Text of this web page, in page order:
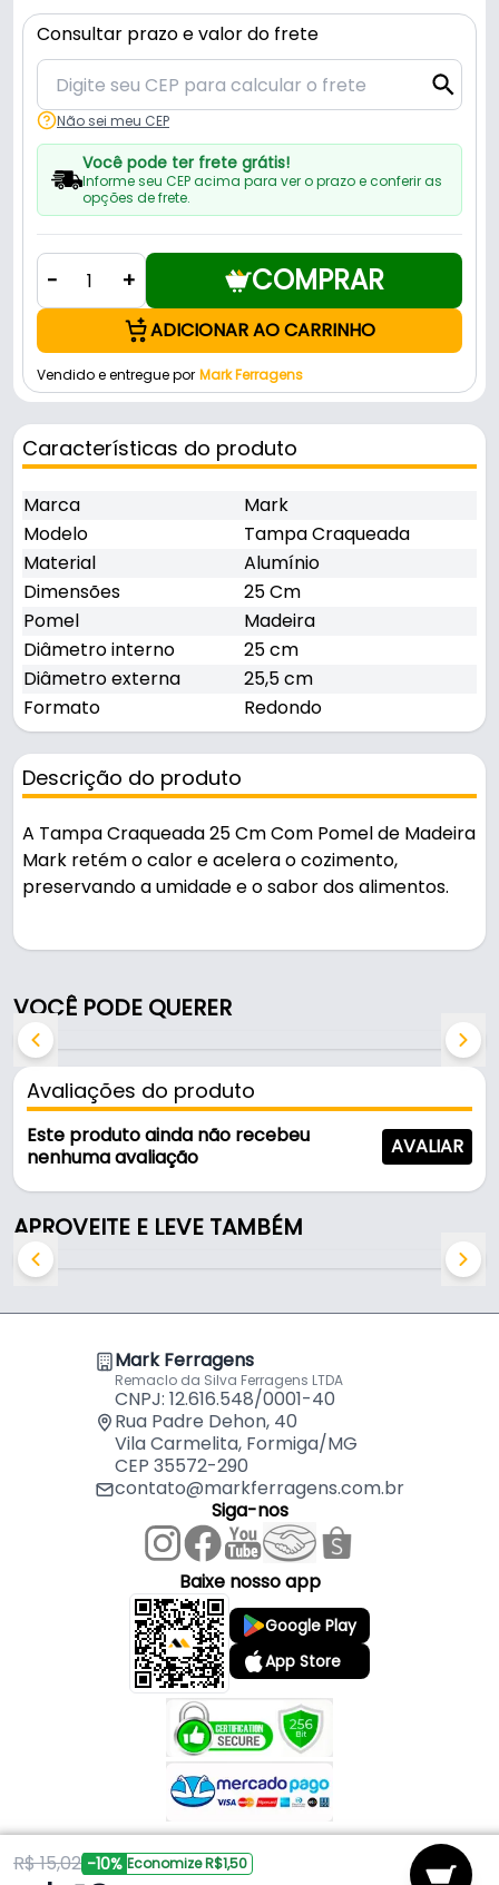
Consultar prazo e valor do frete
Não sei meu CEP
Você pode ter frete grátis!
Informe seu CEP acima para ver o prazo e conferir as
opções de frete.
R$ 15,02 -10% Economize R$1,50
- + COMPRAR
ADICIONAR AO CARRINHO
Vendido e entregue por Mark Ferragens
Características do produto
Marca
Mark
Modelo
Tampa Craqueada
Material
Alumínio
Dimensões
25 Cm
Pomel
Madeira
Diâmetro interno
25 cm
Diâmetro externa
25,5 cm
Formato
Redondo
Descrição do produto
A Tampa Craqueada 25 Cm Com Pomel de Madeira
Mark retém o calor e acelera o cozimento,
preservando a umidade e o sabor dos alimentos.
Fabricada em Alumínio, é resistente e durável no
uso diário.
Características:
- Marca: Mark
- Modelo: Tampa Craqueada
- Material: Alumínio
- Diâmetro interno: 25 cm
- Diâmetro externa: 25,5 cm
01 Tampa Redonda de Alumínio 25 cm – MK
01 Pomel de Madeira
VOCÊ PODE QUERER
Avaliações do produto
Este produto ainda não recebeu
nenhuma avaliação
AVALIAR
APROVEITE E LEVE TAMBÉM
Mark Ferragens
Remaclo da Silva Ferragens LTDA
CNPJ: 12.616.548/0001-40
Rua Padre Dehon, 40
Vila Carmelita, Formiga/MG
CEP 35572-290
contato@markferragens.com.br
Siga-nos
Baixe nosso app
Google Play
App Store
Copyright © 2026 Mark Ferragens. Todos os direitos reservados.